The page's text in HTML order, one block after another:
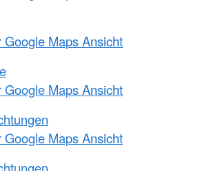
Google Maps Ansicht
Google Maps Ansicht
Google Maps Ansicht